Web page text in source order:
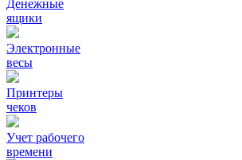
Денежные
ящики
Электронные
весы
Принтеры
чеков
Учет рабочего
времени